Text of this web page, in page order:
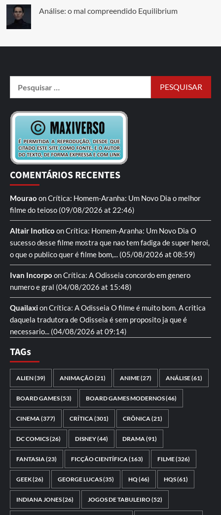
Análise: o mal compreendido Equilibrium
COMENTÁRIOS RECENTES
Mourao onCrítica: Homem-Aranha: Um Novo Dia o melhor
filme do teioso (09/08/2026 at 22:46)
Altair Inotico onCrítica: Homem-Aranha: Um Novo Dia O
sucesso desse filme mostra que nao tem fadiga de super heroi,
o que o publico quer é filme bom,... (05/08/2026 at 08:59)
Ivan Incorpo onCrítica: A Odisseia concordo em genero
numero e gral (04/08/2026 at 15:48)
QuailaxionCrítica: A Odisseia O filme é muito bom. A critica
daquela tradutora de Odisseia é sem proposito ja que é
necessario... (04/08/2026 at 09:14)
TAGs
ALIEN(39) ANIMAÇÃO(21) ANIME(27) ANÁLISE(61)
BOARD GAMES(53) BOARD GAMES MODERNOS(46)
CINEMA (377) CRÍTICA (301) CRÔNICA (21)
DC COMICS(26) DISNEY(44) DRAMA (91)
FANTASIA (23) FICÇÃO CIENTÍFICA (163) FILME(326)
GEEK(26) GEORGE LUCAS(35) HQ(46) HQS(61)
INDIANA JONES(26) JOGOS DE TABULEIRO(52)